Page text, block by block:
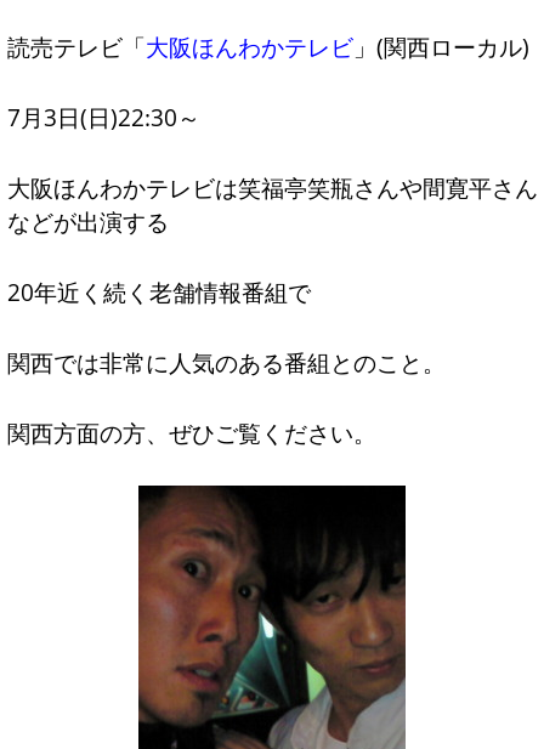
読売テレビ「大阪ほんわかテレビ」(関西ローカル)
7月3日(日)22:30～
大阪ほんわかテレビは笑福亭笑瓶さんや間寛平さん
などが出演する
20年近く続く老舗情報番組で
関西では非常に人気のある番組とのこと。
関西方面の方、ぜひご覧ください。